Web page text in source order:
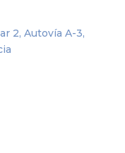
2, Autovía A-3,